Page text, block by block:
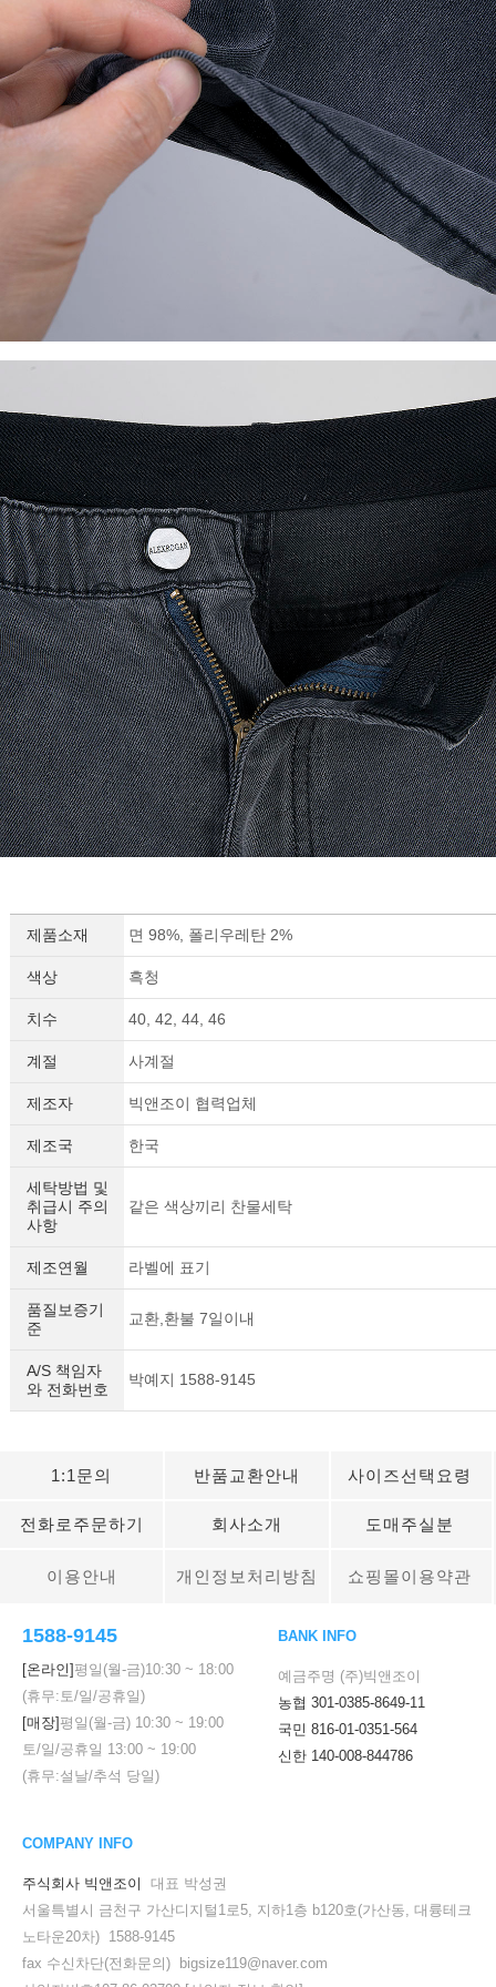
제품소재 면 98%, 폴리우레탄 2%
색상 흑청
치수 40, 42, 44, 46
계절 사계절
제조자 빅앤조이 협력업체
제조국 한국
세탁방법 및
취급시 주의
사항
같은 색상끼리 찬물세탁
제조연월 라벨에 표기
품질보증기
준
교환,환불 7일이내
A/S 책임자
와 전화번호
박예지 1588-9145
1:1문의 반품교환안내 사이즈선택요령
전화로주문하기 회사소개 도매주실분
이용안내 개인정보처리방침 쇼핑몰이용약관
1588-9145
[온라인]평일(월-금)10:30 ~ 18:00
(휴무:토/일/공휴일)
[매장]평일(월-금) 10:30 ~ 19:00
토/일/공휴일 13:00 ~ 19:00
(휴무:설날/추석 당일)
BANK INFO
예금주명 (주)빅앤조이
농협 301-0385-8649-11
국민 816-01-0351-564
신한 140-008-844786
COMPANY INFO
주식회사 빅앤조이
대표 박성권
서울특별시 금천구 가산디지털1로5, 지하1층 b120호(가산동, 대륭테크
노타운20차) 1588-9145
fax 수신차단(전화문의) bigsize119@naver.com